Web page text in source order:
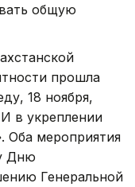
общую
прошла
18 ноября,
в укреплении
Оба мероприятия
Дню
Генеральной